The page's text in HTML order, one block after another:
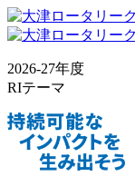
2026-27年度
RIテーマ